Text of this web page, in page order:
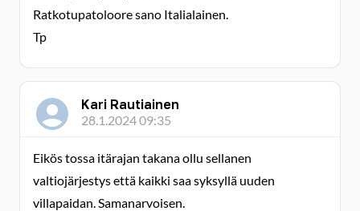
Ratkotupatoloore sano Italialainen.
Tp
Kari Rautiainen
28.1.2024 09:35
Eikös tossa itärajan takana ollu sellanen
valtiojärjestys että kaikki saa syksyllä uuden
villapaidan. Samanarvoisen.